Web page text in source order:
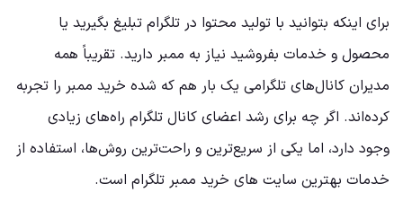
برای اینکه بتوانید با تولید محتوا در تلگرام تبلیغ بگیرید یا
محصول و خدمات بفروشید نیاز به ممبر دارید. تقریباً همه
مدیران کانال‌های تلگرامی یک بار هم که شده خرید ممبر را تجربه
کرده‌اند. اگر چه برای رشد اعضای کانال تلگرام راه‌های زیادی
وجود دارد، اما یکی از سریع‌ترین و راحت‌ترین روش‌ها، استفاده از
خدمات بهترین سایت ‌های خرید ممبر تلگرام است.